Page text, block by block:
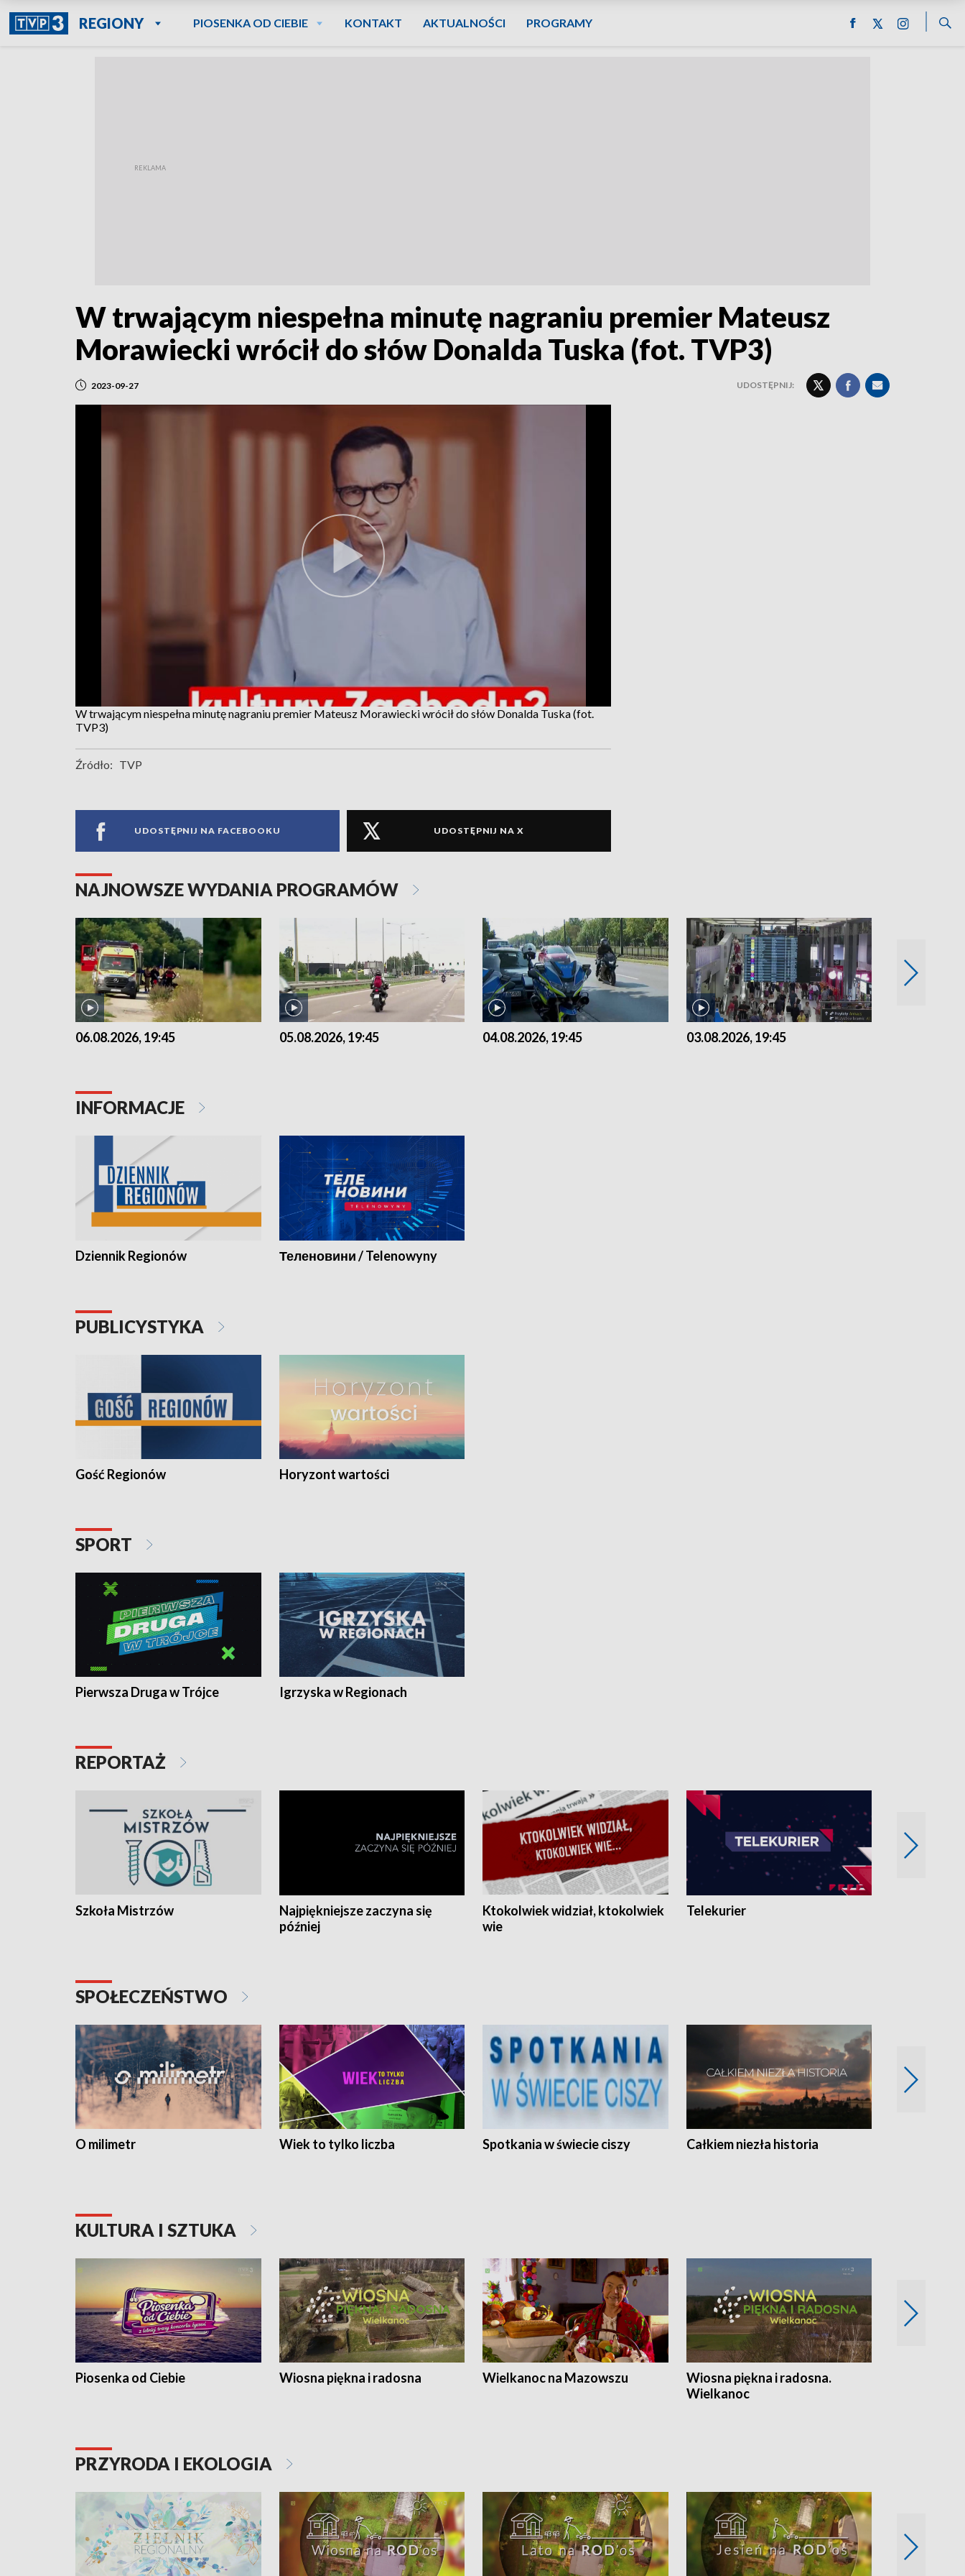
REGIONY PIOSENKA OD CIEBIE KONTAKT AKTUALNOŚCI PROGRAMY
W trwającym niespełna minutę nagraniu premier Mateusz
Morawiecki wrócił do słów Donalda Tuska (fot. TVP3)
2023-09-27 UDOSTĘPNIJ:
W trwającym niespełna minutę nagraniu premier Mateusz Morawiecki wrócił do słów Donalda Tuska (fot.
TVP3)
Źródło: TVP
UDOSTĘPNIJ NA FACEBOOKU UDOSTĘPNIJ NA X
NAJNOWSZE WYDANIA PROGRAMÓW
06.08.2026, 19:45 05.08.2026, 19:45 04.08.2026, 19:45 03.08.2026, 19:45
INFORMACJE
Dziennik Regionów Теленовини / Telenowyny
PUBLICYSTYKA
Gość Regionów Horyzont wartości
SPORT
Pierwsza Druga w Trójce Igrzyska w Regionach
REPORTAŻ
Szkoła Mistrzów
Najpiękniejsze zaczyna się
później
Ktokolwiek widział, ktokolwiek
wie
Telekurier
SPOŁECZEŃSTWO
O milimetr Wiek to tylko liczba Spotkania w świecie ciszy Całkiem niezła historia
KULTURA I SZTUKA
Piosenka od Ciebie Wiosna piękna i radosna Wielkanoc na Mazowszu
Wiosna piękna i radosna.
Wielkanoc
PRZYRODA I EKOLOGIA